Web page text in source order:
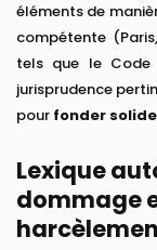
éléments de
compétente
tels que le
jurisprudence
pour fonder
Lexique
dommage